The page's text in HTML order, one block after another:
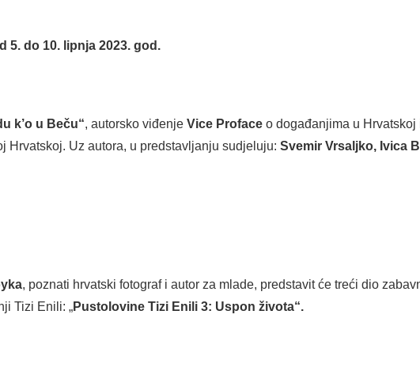
5. do 10. lipnja 2023. god.
k’o u Beču“, autorsko viđenje Vice Proface o događanjima u Hrvatskoj
Hrvatskoj. Uz autora, u predstavljanju sudjeluju: Svemir Vrsaljko, Ivica
, poznati hrvatski fotograf i autor za mlade, predstavit će treći dio
Tizi Enili: „Pustolovine Tizi Enili 3: Uspon života“.